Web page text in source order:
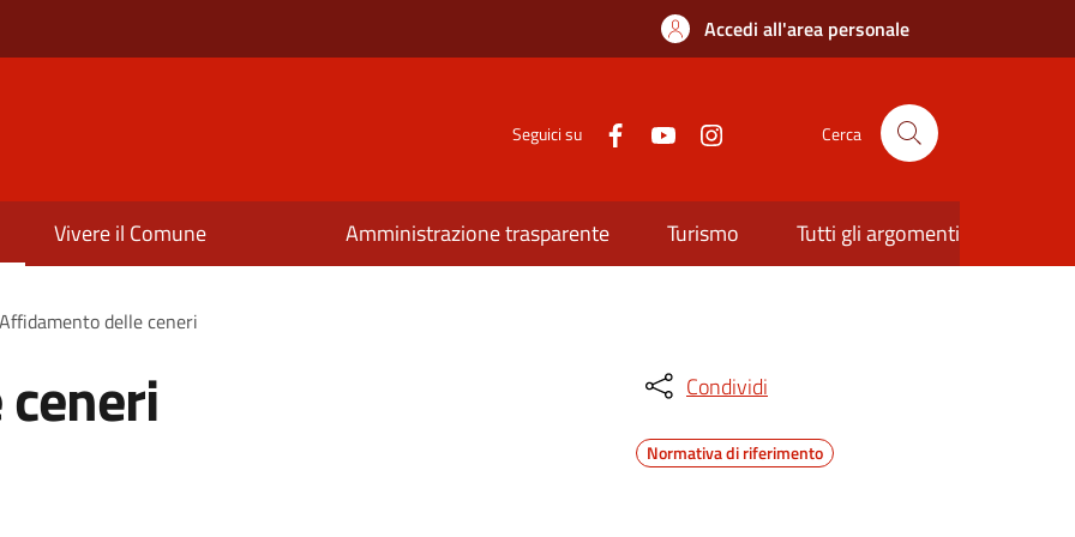
Accedi all'area personale
Seguici su Cerca
Vivere il Comune Amministrazione trasparente Turismo Tutti gli argomenti
Affidamento delle ceneri
Condividi
Normativa di riferimento